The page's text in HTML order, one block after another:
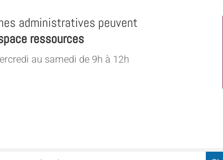
administratives peuvent
ressources
au samedi de 9h à 12h